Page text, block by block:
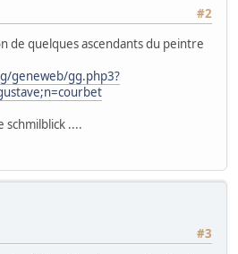
#2
de quelques ascendants du peintre
geneweb/gg.php3?
schmilblick ....
#3